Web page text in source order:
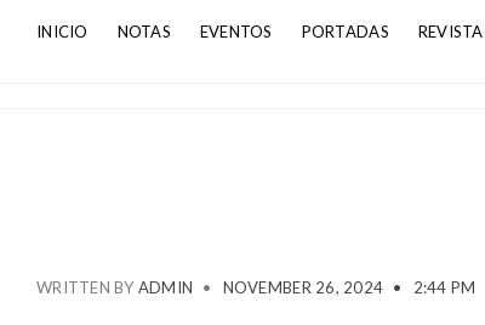
INICIO NOTAS EVENTOS PORTADAS REVISTA
WRITTEN BY ADMIN • NOVEMBER 26, 2024 • 2:44 PM